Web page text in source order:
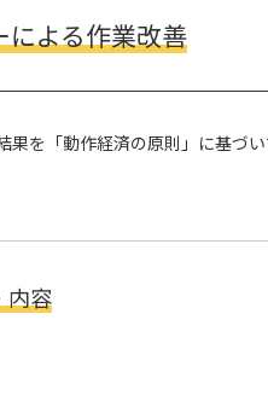
による作業改善
を「動作経済の原則」に基づ
内容